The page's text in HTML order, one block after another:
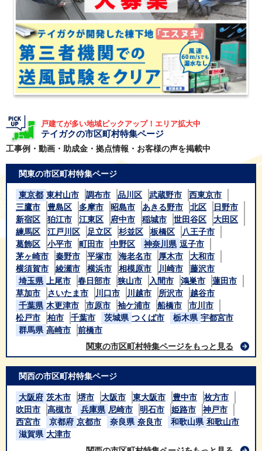
戸建てが多い地域ピックアップ！エリア拡大中
テイガクの市区町村特集ページ
工事例・動画・助成金・拠点情報・お客様の声を掲載中
関東の市区町村特集ページ
東京都 東村山市 調布市 品川区 武蔵野市
西東京市
三鷹市
豊島区 多摩市 昭島市 あきる野市 北区
日野市
新宿区
狛江市 江東区 府中市 稲城市 世田谷区
大田区
練馬区
江戸川区 足立区 杉並区 板橋区
八王子市
葛飾区
小平市 町田市 中野区 神奈川県 逗子市
茅ヶ崎市
秦野市 平塚市 海老名市 厚木市
大和市
横須賀市
綾瀬市 横浜市 相模原市 川崎市
藤沢市
埼玉県
上尾市 春日部市 狭山市 入間市 鴻巣市
蓮田市
草加市
さいたま市 川口市 川越市 所沢市
越谷市
千葉県 木更津市 市原市 袖ケ浦市 船橋市
市川市
松戸市
柏市 千葉市 茨城県 つくば市 栃木県 宇都宮市
群馬県 高崎市
前橋市
関東の市区町村特集ページをもっと見る
関西の市区町村特集ページ
大阪府 茨木市 堺市 大阪市 東大阪市 豊中市
枚方市
吹田市
高槻市 兵庫県 尼崎市 明石市 姫路市
神戸市
西宮市
京都府 京都市 奈良県 奈良市 和歌山県 和歌山市
滋賀県 大津市